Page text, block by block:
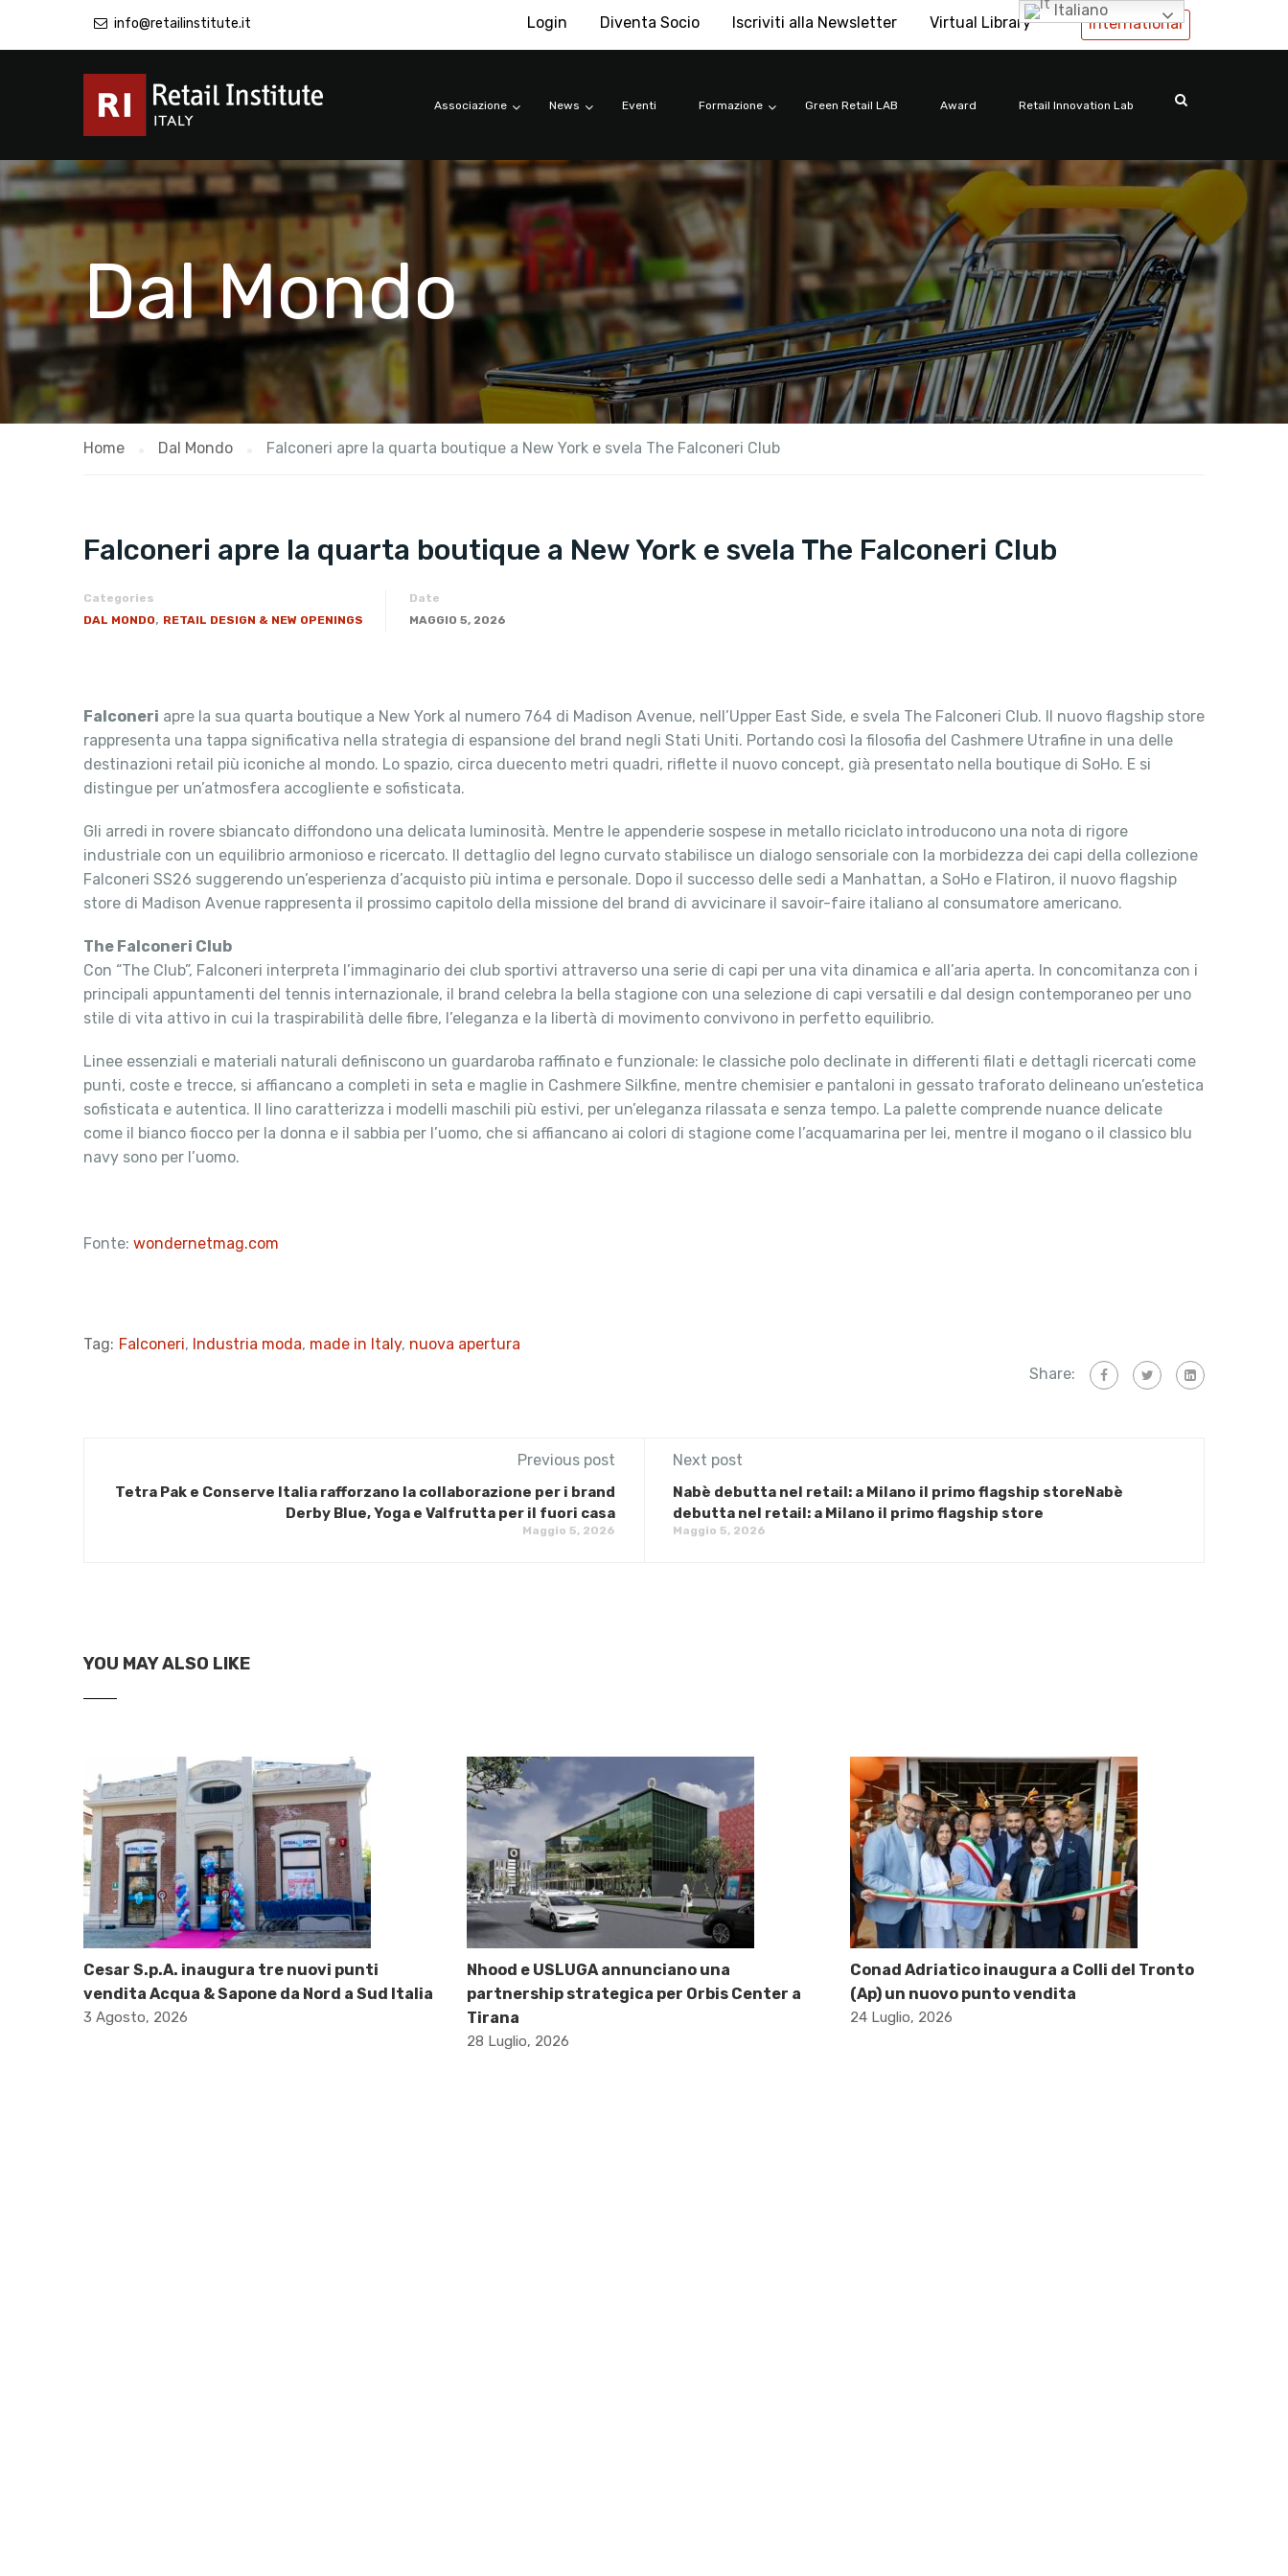
info@retailinstitute.it International
Login Diventa Socio Iscriviti alla Newsletter Virtual Library
Associazione News Eventi Formazione Green Retail LAB Award Retail Innovation Lab
Dal Mondo
Home Dal Mondo Falconeri apre la quarta boutique a New York e svela The Falconeri Club
Falconeri apre la quarta boutique a New York e svela The Falconeri Club
Categories
DAL MONDO, RETAIL DESIGN & NEW OPENINGS
Date
MAGGIO 5, 2026
Falconeri apre la sua quarta boutique a New York al numero 764 di Madison Avenue, nell’Upper East Side, e svela The Falconeri Club. Il nuovo flagship store
rappresenta una tappa significativa nella strategia di espansione del brand negli Stati Uniti. Portando così la filosofia del Cashmere Utrafine in una delle
destinazioni retail più iconiche al mondo. Lo spazio, circa duecento metri quadri, riflette il nuovo concept, già presentato nella boutique di SoHo. E si
distingue per un’atmosfera accogliente e sofisticata.
Gli arredi in rovere sbiancato diffondono una delicata luminosità. Mentre le appenderie sospese in metallo riciclato introducono una nota di rigore
industriale con un equilibrio armonioso e ricercato. Il dettaglio del legno curvato stabilisce un dialogo sensoriale con la morbidezza dei capi della collezione
Falconeri SS26 suggerendo un’esperienza d’acquisto più intima e personale. Dopo il successo delle sedi a Manhattan, a SoHo e Flatiron, il nuovo flagship
store di Madison Avenue rappresenta il prossimo capitolo della missione del brand di avvicinare il savoir-faire italiano al consumatore americano.
The Falconeri Club
Con “The Club”, Falconeri interpreta l’immaginario dei club sportivi attraverso una serie di capi per una vita dinamica e all’aria aperta. In concomitanza con i
principali appuntamenti del tennis internazionale, il brand celebra la bella stagione con una selezione di capi versatili e dal design contemporaneo per uno
stile di vita attivo in cui la traspirabilità delle fibre, l’eleganza e la libertà di movimento convivono in perfetto equilibrio.
Linee essenziali e materiali naturali definiscono un guardaroba raffinato e funzionale: le classiche polo declinate in differenti filati e dettagli ricercati come
punti, coste e trecce, si affiancano a completi in seta e maglie in Cashmere Silkfine, mentre chemisier e pantaloni in gessato traforato delineano un’estetica
sofisticata e autentica. Il lino caratterizza i modelli maschili più estivi, per un’eleganza rilassata e senza tempo. La palette comprende nuance delicate
come il bianco fiocco per la donna e il sabbia per l’uomo, che si affiancano ai colori di stagione come l’acquamarina per lei, mentre il mogano o il classico blu
navy sono per l’uomo.
Fonte: wondernetmag.com
Tag: Falconeri, Industria moda, made in Italy, nuova apertura
Share:
Previous post
Tetra Pak e Conserve Italia rafforzano la collaborazione per i brand
Derby Blue, Yoga e Valfrutta per il fuori casa
Maggio 5, 2026
Next post
Nabè debutta nel retail: a Milano il primo flagship storeNabè
debutta nel retail: a Milano il primo flagship store
Maggio 5, 2026
YOU MAY ALSO LIKE
Cesar S.p.A. inaugura tre nuovi punti
vendita Acqua & Sapone da Nord a Sud Italia
3 Agosto, 2026
Nhood e USLUGA annunciano una
partnership strategica per Orbis Center a
Tirana
28 Luglio, 2026
Conad Adriatico inaugura a Colli del Tronto
(Ap) un nuovo punto vendita
24 Luglio, 2026
Italiano